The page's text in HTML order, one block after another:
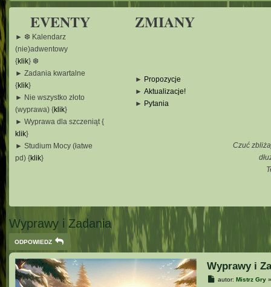
EVENTY ZMIANY
► ❆ Kalendarz
(nie)adwentowy
{klik} ❆
► Zadania kwartalne
{klik}
► Nie wszystko złoto
(wyprawa) {klik}
► Wyprawa dla szczeniąt {
klik}
► Studium Mocy (łatwe
pd) {klik}
► Propozycje
► Aktualizacje!
► Pytania
Czuć
Wyprawy i Zadania
ODPOWIEDZ
Wyprawy i
Pautor:Mistrz Gry